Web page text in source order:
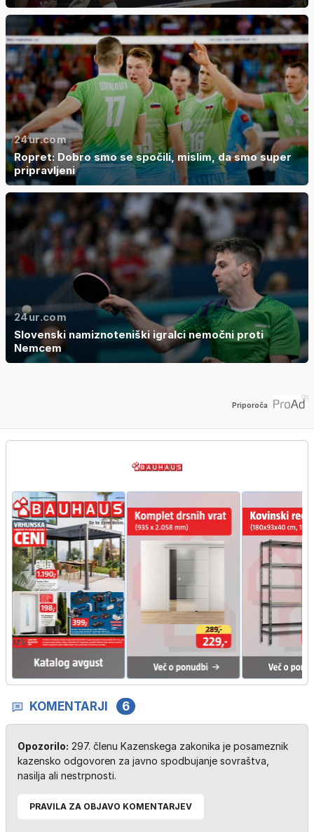
24ur.com
Ropret: Dobro smo se spočili, mislim, da smo super
pripravljeni
24ur.com
Slovenski namiznoteniški igralci nemočni proti
Nemcem
Priporoča
KOMENTARJI 6
Opozorilo: 297. členu Kazenskega zakonika je posameznik
kazensko odgovoren za javno spodbujanje sovraštva,
nasilja ali nestrpnosti.
PRAVILA ZA OBJAVO KOMENTARJEV